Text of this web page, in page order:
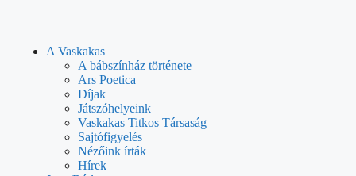
A Vaskakas
A bábszínház története
Ars Poetica
Díjak
Játszóhelyeink
Vaskakas Titkos Társaság
Sajtófigyelés
Nézőink írták
Hírek